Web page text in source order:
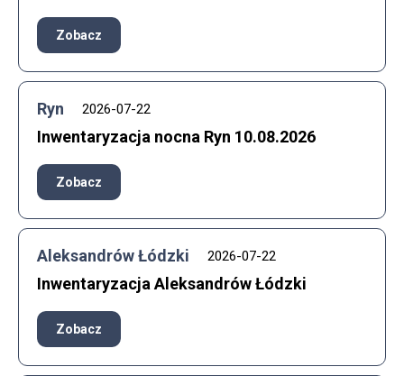
Zobacz
Ryn 2026-07-22
Inwentaryzacja nocna Ryn 10.08.2026​
Zobacz
Aleksandrów Łódzki 2026-07-22
Inwentaryzacja Aleksandrów Łódzki
Zobacz